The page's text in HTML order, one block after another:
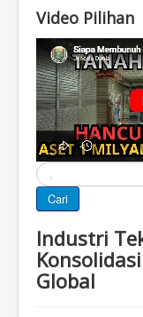
Video Pilihan
Cari
Cari
Industri
Global